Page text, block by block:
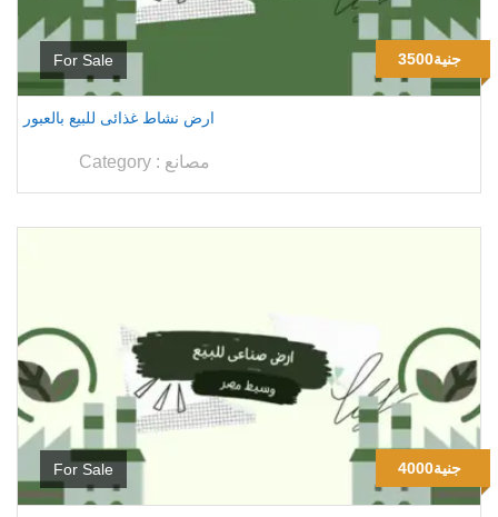
For Sale 3500جنية
ارض نشاط غذائى للبيع بالعبور
Category : مصانع
For Sale 4000جنية